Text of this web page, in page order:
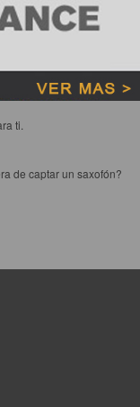
ti.
de captar un saxofón?